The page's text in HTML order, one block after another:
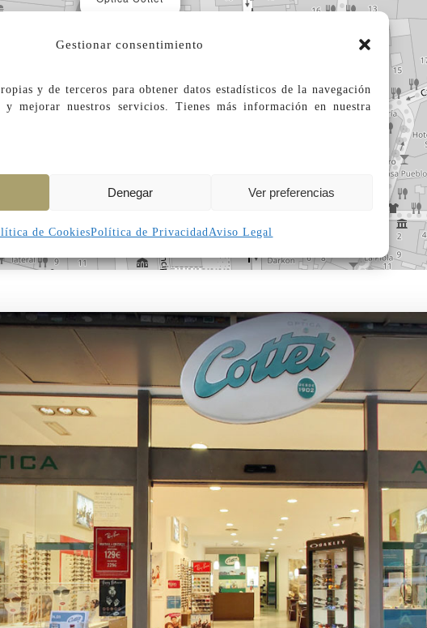
Gestionar consentimiento
y de terceros para obtener datos estadísticos de la navegación
y mejorar nuestros servicios. Tienes más información en
nuestra
Denegar Ver preferencias
de CookiesPolítica de PrivacidadAviso Legal